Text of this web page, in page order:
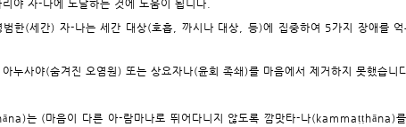
야 자-나에 도달하는 것에 도움이 됩니다.
한(세간) 자-나는 세간 대상(호흡, 까시나 대상, 등)에 집중하여 5가지 장애를 억
누사야(숨겨진 오염원) 또는 상요자나(윤회 족쇄)를 마음에서 제거하지 못했습니
는 (마음이 다른 아-람마나로 뛰어다니지 않도록 깜맛타-나(kammaṭṭhāna)